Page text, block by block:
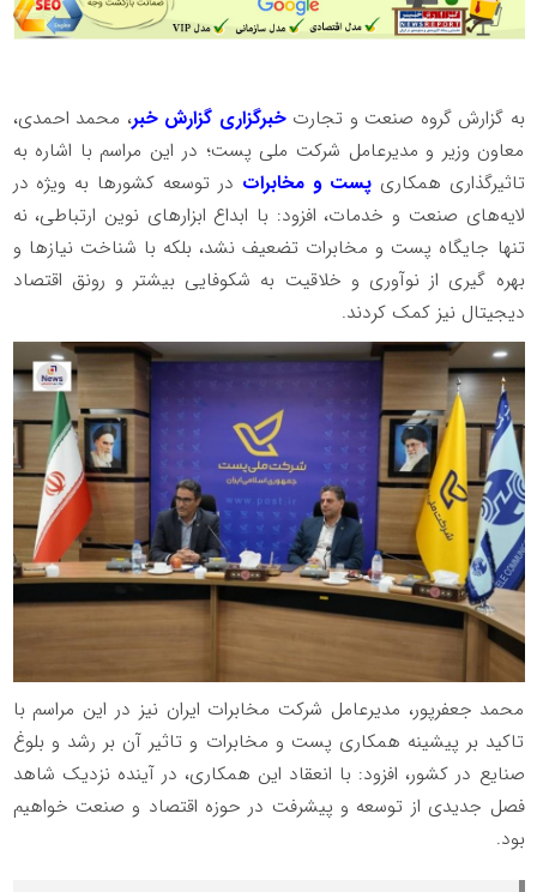
به گزارش گروه صنعت و تجارتخبرگزاری گزارش خبر، محمد احمدی،
معاون وزیر و مدیرعامل شرکت ملی پست؛ در این مراسم با اشاره به
تاثیرگذاری همکاریپست و مخابرات در توسعه کشورها به ویژه در
لایه‌های صنعت و خدمات، افزود: با ابداع ابزارهای نوین ارتباطی، نه
تنها جایگاه پست و مخابرات تضعیف نشد، بلکه با شناخت نیازها و
بهره گیری از نوآوری و خلاقیت به شکوفایی بیشتر و رونق اقتصاد
دیجیتال نیز کمک کردند.
محمد جعفرپور، مدیرعامل شرکت مخابرات ایران نیز در این مراسم با
تاکید بر پیشینه همکاری پست و مخابرات و تاثیر آن بر رشد و بلوغ
صنایع در کشور، افزود: با انعقاد این همکاری، در آینده نزدیک شاهد
فصل جدیدی از توسعه و پیشرفت در حوزه اقتصاد و صنعت خواهیم
بود.